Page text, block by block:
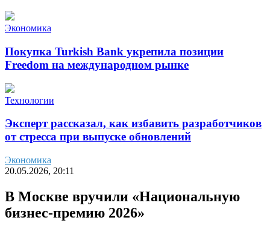
Экономика
Покупка Turkish Bank укрепила позиции
Freedom на международном рынке
Технологии
Эксперт рассказал, как избавить разработчиков
от стресса при выпуске обновлений
Экономика
20.05.2026, 20:11
В Москве вручили «Национальную
бизнес-премию 2026»